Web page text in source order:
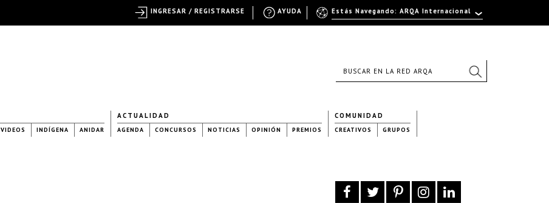
VIDEOS INDÍGENA ANIDAR
ACTUALIDAD
AGENDA CONCURSOS NOTICIAS OPINIÓN PREMIOS
COMUNIDAD
CREATIVOS GRUPOS
Estás Navegando: ARQA Internacional
AYUDA
INGRESAR / REGISTRARSE